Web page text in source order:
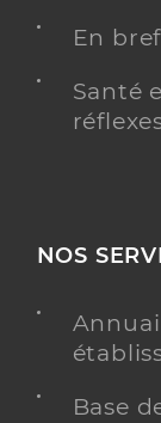
En
Santé
NOS
Base